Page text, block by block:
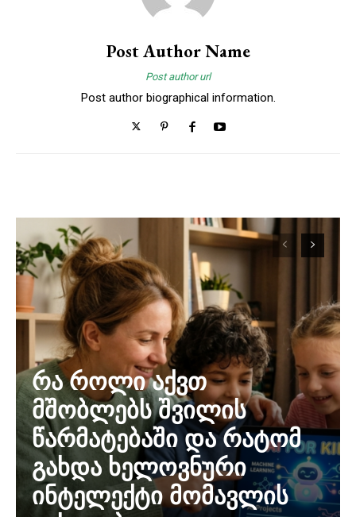
Post Author Name
Post author url
Post author biographical information.
რა როლი აქვთ
მშობლებს შვილის
წარმატებაში და რატომ
გახდა ხელოვნური
ინტელექტი მომავლის